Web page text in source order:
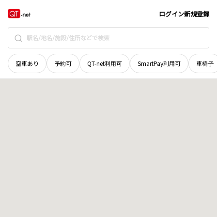
ログイン新規登録
空車あり 予約可 QT-net利用可 SmartPay利用可 車椅子
和歌山県